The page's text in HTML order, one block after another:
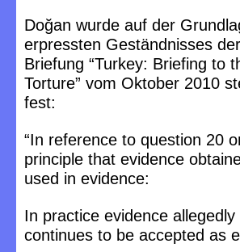
Doğan wurde auf der
erpressten Geständnisses
Briefung “Turkey: Briefing to
Torture” vom Oktober 2010
fest:
“In reference to question 20
principle that evidence
used in evidence:
In practice evidence
continues to be accepted as